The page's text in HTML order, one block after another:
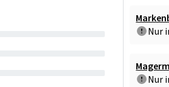
Nur
Nur